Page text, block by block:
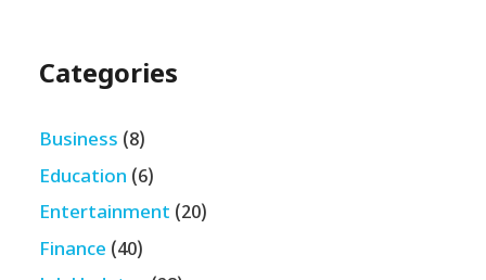
Categories
Business (8)
Education (6)
Entertainment (20)
Finance (40)